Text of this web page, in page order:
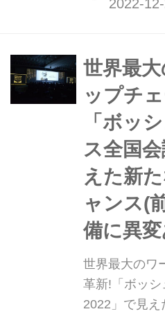
事故状況の解
つある。同時
ざまな変革に
プも着々と進
ジネスとして
から」と言え
世界最
ップチ
「ボッ
ス全国
えた新
ャンス(
備に異変
世界最大のワ
革新!「ボッ
2022」で見え